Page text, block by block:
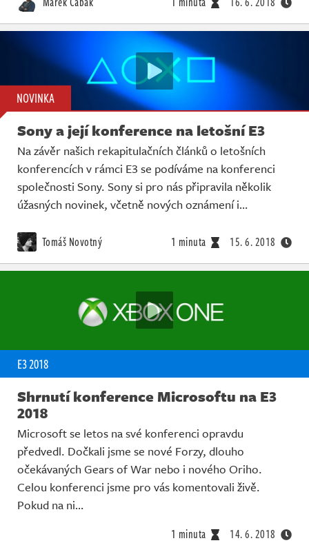
NOVINKA
Sony a její konference na letošní E3
Na závěr našich rekapitulačních článků o letošních
konferencích v rámci E3 se podíváme na konferenci
společnosti Sony. Sony si pro nás připravila několik
úžasných novinek, včetně nových oznámení i…
Tomáš Novotný 1 minuta 15. 6. 2018
E3 2018
Shrnutí konference Microsoftu na E3
2018
Microsoft se letos na své konferenci opravdu
předvedl. Dočkali jsme se nové Forzy, dlouho
očekávaných Gears of War nebo i nového Oriho.
Celou konferenci jsme pro vás komentovali živě.
Pokud na ni…
1 minuta 14. 6. 2018